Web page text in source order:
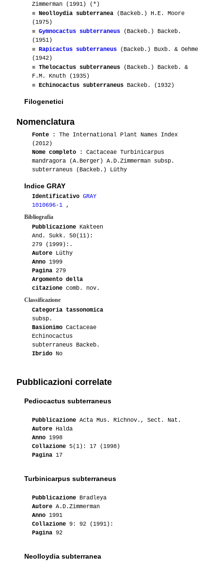
Zimmerman (1991) (*)
≡ Neolloydia subterranea (Backeb.) H.E. Moore
(1975)
≡ Gymnocactus subterraneus (Backeb.) Backeb.
(1951)
≡ Rapicactus subterraneus (Backeb.) Buxb. & Oehme
(1942)
≡ Thelocactus subterraneus (Backeb.) Backeb. &
F.M. Knuth (1935)
≡ Echinocactus subterraneus Backeb. (1932)
Filogenetici
Nomenclatura
Fonte : The International Plant Names Index
(2012)
Nome completo : Cactaceae Turbinicarpus
mandragora (A.Berger) A.D.Zimmerman subsp.
subterraneus (Backeb.) Lüthy
Indice GRAY
Identificativo GRAY
1010696-1 ,
Bibliografia
Pubblicazione Kakteen
And. Sukk. 50(11):
279 (1999):.
Autore Lüthy
Anno 1999
Pagina 279
Argomento della
citazione comb. nov.
Classificazione
Categoria tassonomica
subsp.
Basionimo Cactaceae
Echinocactus
subterraneus Backeb.
Ibrido No
Pubblicazioni correlate
Pediocactus subterraneus
Pubblicazione Acta Mus. Richnov., Sect. Nat.
Autore Halda
Anno 1998
Collazione 5(1): 17 (1998)
Pagina 17
Turbinicarpus subterraneus
Pubblicazione Bradleya
Autore A.D.Zimmerman
Anno 1991
Collazione 9: 92 (1991):
Pagina 92
Neolloydia subterranea